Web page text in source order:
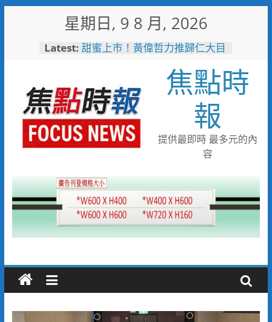
星期日, 9 8 月, 2026
Latest: 甜蜜上市！黃偉哲力推歸仁大目
臺鐵高雄機廠變身全台最大免費
樂園 陳其邁:保存百年產業記
憶！
「火車醫院」變身親子天堂！高
雄親子遊樂園開幕首日人潮爆棚
「高雄親子樂園」爆紅！全臺最
大免費園區首日吸三萬人朝聖
起於無心成於熱愛 王貴嬋現代
水墨個展
焦點時
報
提供最即時 最多元的內
容